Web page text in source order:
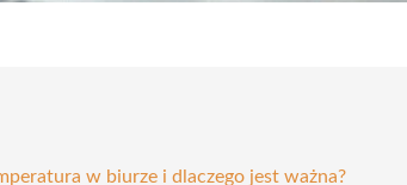
w biurze i dlaczego jest ważna?